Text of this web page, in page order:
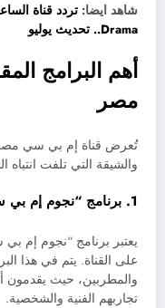
شاهد ايضا:
Drama.. تحديث يوليو
أهم البرامج
مصر
تُعرض قناة إم بي سي مصر
والشيقة التي تلفت
1. برنامج “نجوم إم بي سي”
يعتبر برنامج “نجوم إم
على القناة. يتم في هذا
والمطربين، حيث يقدمون
تجاربهم الفنية والشخصية.